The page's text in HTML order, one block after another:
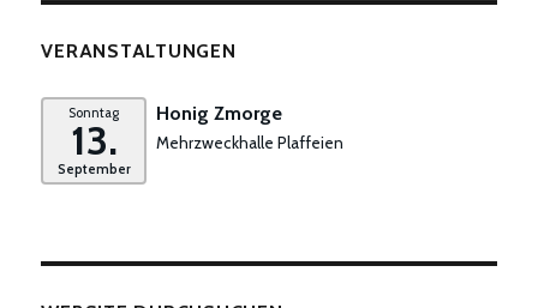
VERANSTALTUNGEN
Sonntag
13.
September
Honig Zmorge
Mehrzweckhalle Plaffeien